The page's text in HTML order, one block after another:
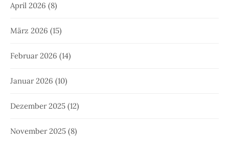
April 2026 (8)
März 2026 (15)
Februar 2026 (14)
Januar 2026 (10)
Dezember 2025 (12)
November 2025 (8)